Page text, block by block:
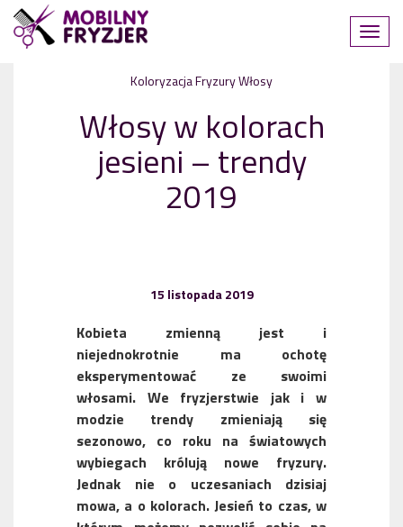
KoloryzacjaFryzuryWłosy
Włosy w kolorach
jesieni – trendy
2019
15 listopada 2019
Kobieta zmienną jest i
niejednokrotnie ma ochotę
eksperymentować ze swoimi
włosami. We fryzjerstwie jak i w
modzie trendy zmieniają się
sezonowo, co roku na światowych
wybiegach królują nowe fryzury.
Jednak nie o uczesaniach dzisiaj
mowa, a o kolorach. Jesień to czas, w